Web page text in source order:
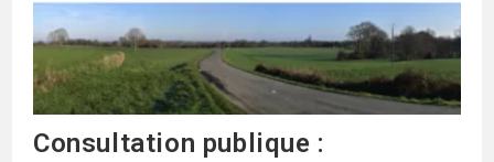
Consultation publique :